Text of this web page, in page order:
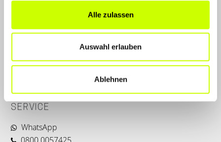
Alle zulassen
Auswahl erlauben
Ablehnen
Kontakt
SERVICE
WhatsApp